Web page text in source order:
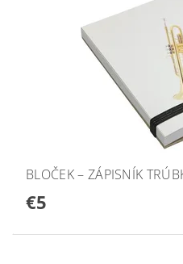
BLOČEK – ZÁPISNÍK
€5